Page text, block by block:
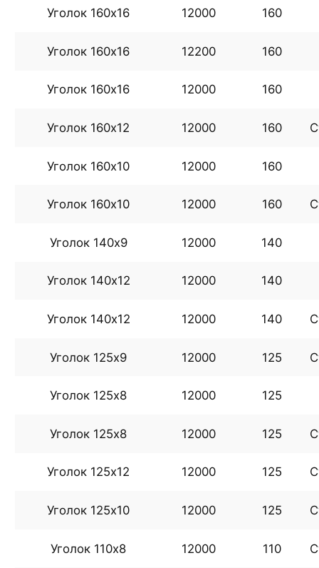
Уголок 160х16 12000 160
Уголок 160х16 12200 160
Уголок 160х16 12000 160
Уголок 160х12 12000 160
Уголок 160х10 12000 160
Уголок 160х10 12000 160
Уголок 140х9 12000 140
Уголок 140х12 12000 140
Уголок 140х12 12000 140
Уголок 125х9 12000 125
Уголок 125х8 12000 125
Уголок 125х8 12000 125
Уголок 125х12 12000 125
Уголок 125х10 12000 125
Уголок 110х8 12000 110